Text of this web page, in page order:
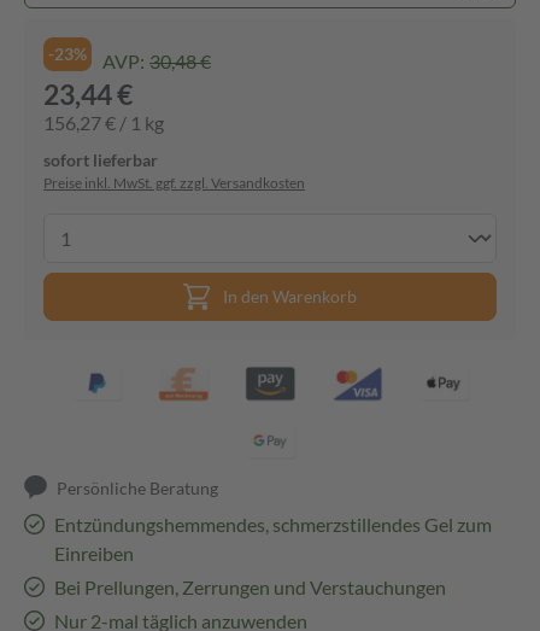
-23% AVP: 30,48 €
23,44 €
156,27 € / 1 kg
sofort lieferbar
Preise inkl. MwSt. ggf. zzgl. Versandkosten
In den Warenkorb
Persönliche Beratung
Entzündungshemmendes, schmerzstillendes Gel zum
Einreiben
Bei Prellungen, Zerrungen und Verstauchungen
Nur 2-mal täglich anzuwenden